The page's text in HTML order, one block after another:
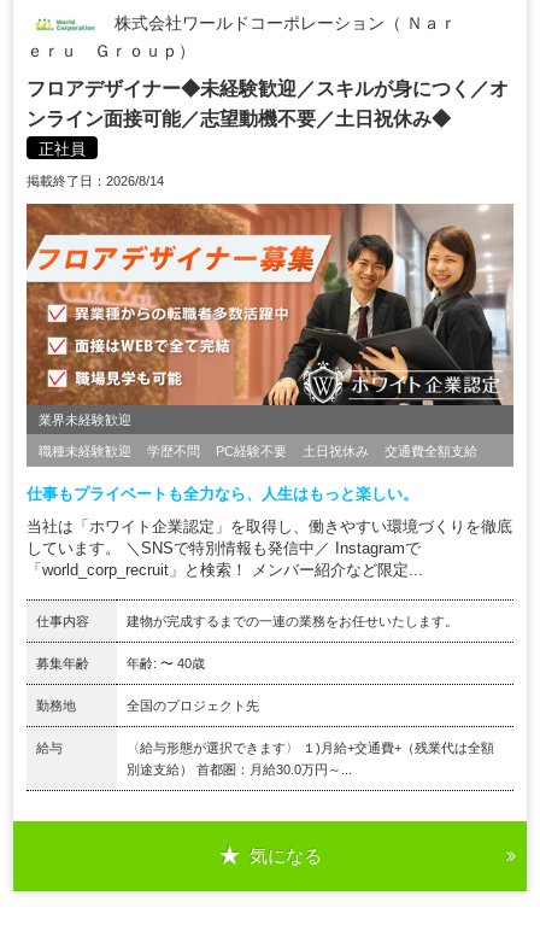
株式会社ワールドコーポレーション（ Ｎａｒ
ｅｒｕ Ｇｒｏｕｐ）
フロアデザイナー◆未経験歓迎／スキルが身につく／オ
ンライン面接可能／志望動機不要／土日祝休み◆
正社員
掲載終了日：2026/8/14
業界未経験歓迎
職種未経験歓迎 学歴不問 PC経験不要 土日祝休み 交通費全額支給
仕事もプライベートも全力なら、人生はもっと楽しい。
当社は「ホワイト企業認定」を取得し、働きやすい環境づくりを徹底
しています。 ＼SNSで特別情報も発信中／ Instagramで
「world_corp_recruit」と検索！ メンバー紹介など限定...
仕事内容 建物が完成するまでの一連の業務をお任せいたします。
募集年齢 年齢: 〜 40歳
勤務地 全国のプロジェクト先
給与
〈給与形態が選択できます〉 １)月給+交通費+（残業代は全額
別途支給） 首都圏：月給30.0万円～...
気になる